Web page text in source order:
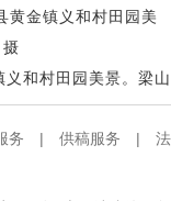
义和村田园美景。梁
务 | 供稿服务 |